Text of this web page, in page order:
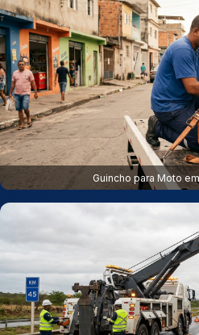
Guincho para Moto